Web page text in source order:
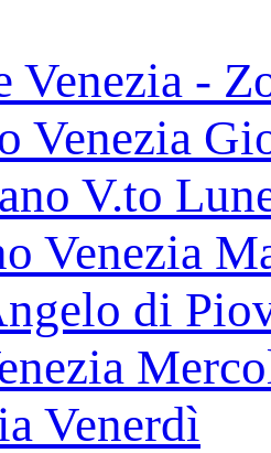
Venezia -
Venezia
V.to
Venezia
di
Venerdì